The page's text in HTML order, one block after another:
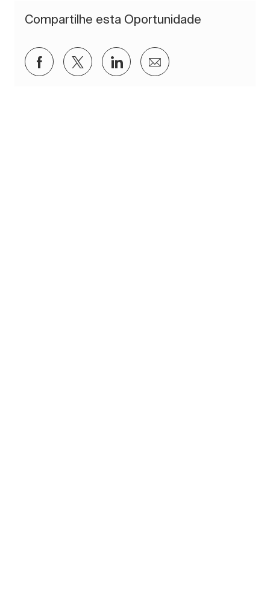
Compartilhe esta Oportunidade
Compartilhar via Facebook
Compartilhar via twitter
Compartilhar via LinkedIn
Compartilhar por